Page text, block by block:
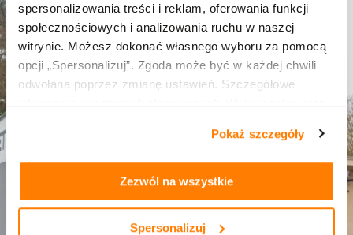
spersonalizowania treści i reklam, oferowania funkcji
społecznościowych i analizowania ruchu w naszej
witrynie. Możesz dokonać własnego wyboru za pomocą
opcji „Spersonalizuj”. Zgoda może być w każdej chwili
odwołana poprzez zmianę ustawień. Szczegółowe
informacje o rodzajach stosowanych plików cookie oraz
tym, jak korzystasz z naszej witryny, znajdziesz w
zakładkach „szczegóły”, „o plikach cookie” orazPolityce
prywatności i cookies.
Pokaż szczegóły
Zezwól na wszystkie
Spersonalizuj